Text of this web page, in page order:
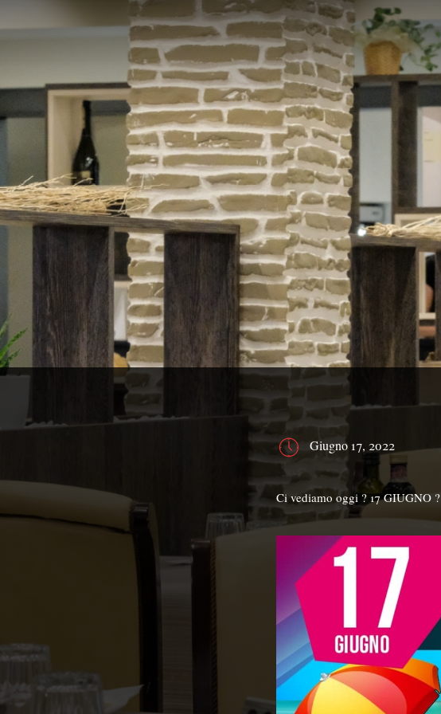
Giugno 17, 2022
Ci vediamo oggi ? 17 GIUGNO ?